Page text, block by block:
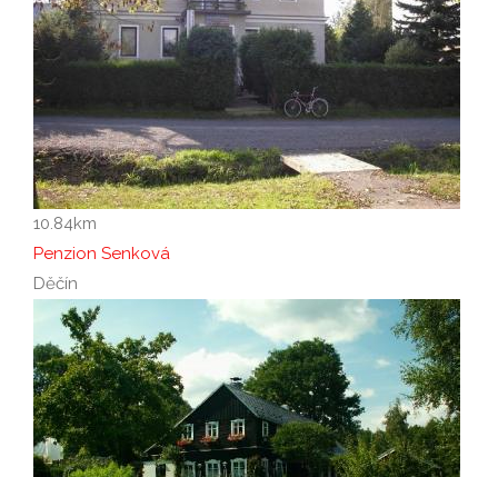
10.84km
Penzion Senková
Děčín